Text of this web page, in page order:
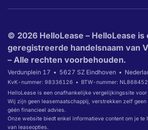
© 2026 HelloLease – HelloLease is
geregistreerde handelsnaam van
– Alle rechten voorbehouden.
Verdunplein 17 5627 SZ Eindhoven
KvK-nummer: 98336126
BTW-nummer:
HelloLease is een onafhankelijke vergelijkingssite
Wij zijn geen leasemaatschappij, verstrekken zelf
géén financieel advies.
Onze website biedt enkel informatieve content om je te
van leaseopties.